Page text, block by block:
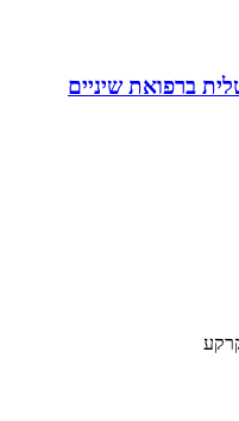
ברפואת שיניים